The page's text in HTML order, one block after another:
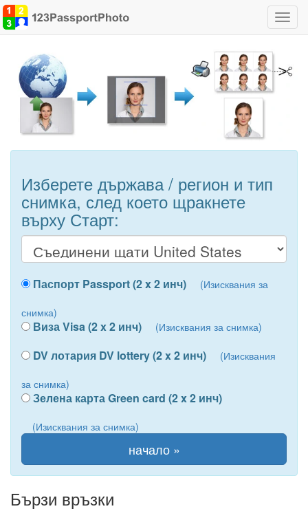
на
Изберете държава / регион и тип
снимка, след което щракнете
върху Старт:
Паспорт Passport (2 x 2 инч) (Изисквания за
снимка)
Виза Visa (2 x 2 инч) (Изисквания за снимка)
DV лотария DV lottery (2 x 2 инч) (Изисквания
за снимка)
Зелена карта Green card (2 x 2 инч)
(Изисквания за снимка)
Бързи връзки